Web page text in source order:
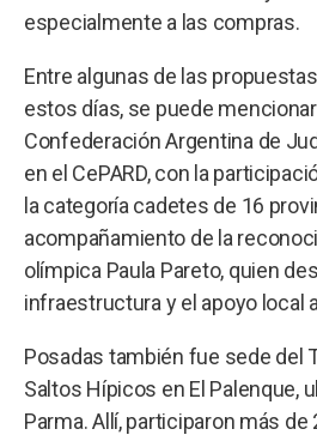
especialmente a las compras.
Entre algunas de las
estos días, se puede
Confederación Argentina de
en el CePARD, con la
la categoría cadetes de 16
acompañamiento de la
olímpica Paula Pareto, quien
infraestructura y el apoyo local
Posadas también fue sede del
Saltos Hípicos en El Palenque,
Parma. Allí, participaron más